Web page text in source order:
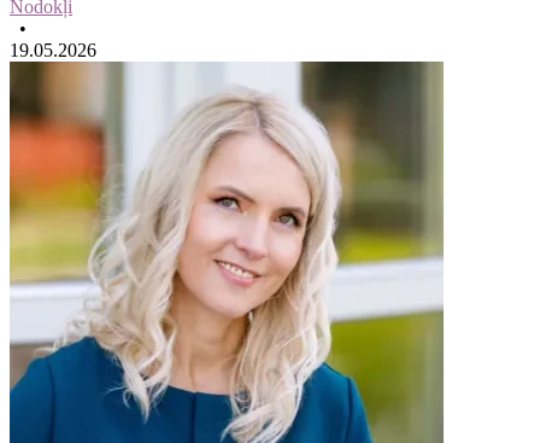
Nodokļi
•
19.05.2026